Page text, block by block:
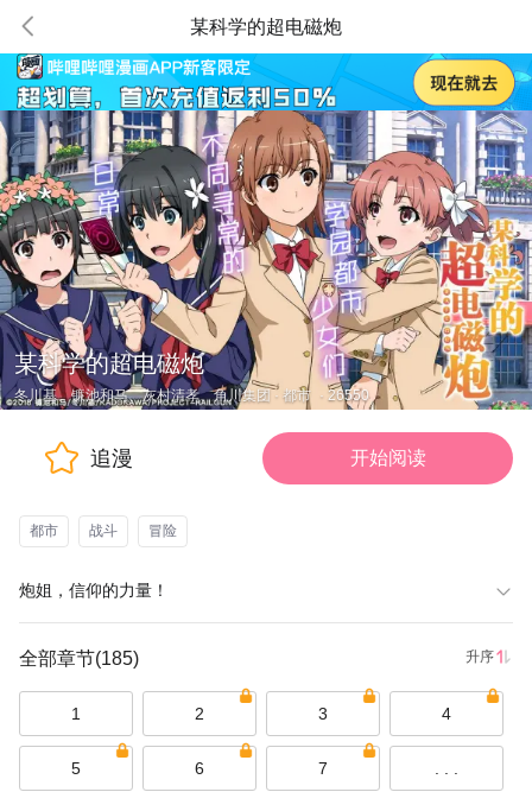
某科学的超电磁炮
某科学的超电磁炮
冬川基、镰池和马、灰村清孝、角川集团 · 都市 · 26550
追漫 开始阅读
都市 战斗 冒险
炮姐，信仰的力量！
全部章节(185) 升序
1 2 3 4
5 6 7